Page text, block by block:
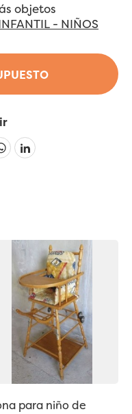
objetos
- NIÑOS
Linkedin
para niño de